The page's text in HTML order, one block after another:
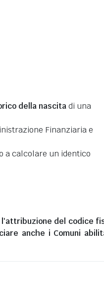
della nascitadi una
Finanziaria e
a calcolare un identico
del codice
anche i Comuni